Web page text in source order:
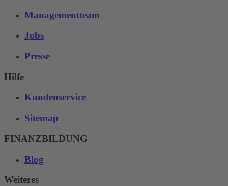
Managementteam
Jobs
Presse
Hilfe
Kundenservice
Sitemap
FINANZBILDUNG
Blog
Weiteres